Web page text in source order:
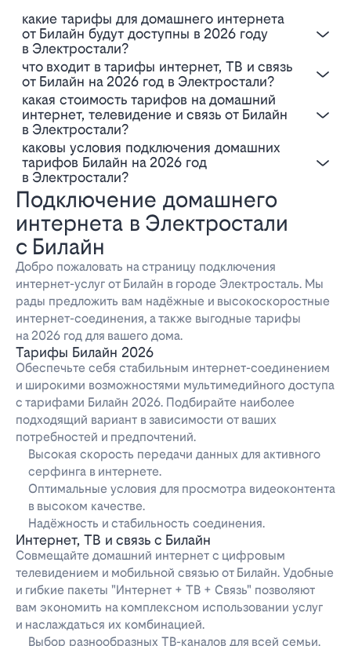
Какие тарифы для домашнего интернета
от Билайн будут доступны в 2026 году
в Электростали?
Что входит в тарифы интернет, ТВ и связь
от Билайн на 2026 год в Электростали?
Какая стоимость тарифов на домашний
интернет, телевидение и связь от Билайн
в Электростали?
Каковы условия подключения домашних
тарифов Билайн на 2026 год
в Электростали?
Подключение домашнего
интернета в Электростали
с Билайн
Добро пожаловать на страницу подключения
интернет-услуг от Билайн в городе Электросталь. Мы
рады предложить вам надёжные и высокоскоростные
интернет-соединения, а также выгодные тарифы
на 2026 год для вашего дома.
Тарифы Билайн 2026
Обеспечьте себя стабильным интернет-соединением
и широкими возможностями мультимедийного доступа
с тарифами Билайн 2026. Подбирайте наиболее
подходящий вариант в зависимости от ваших
потребностей и предпочтений.
Высокая скорость передачи данных для активного
серфинга в интернете.
Оптимальные условия для просмотра видеоконтента
в высоком качестве.
Надёжность и стабильность соединения.
Интернет, ТВ и связь с Билайн
Совмещайте домашний интернет с цифровым
телевидением и мобильной связью от Билайн. Удобные
и гибкие пакеты "Интернет + ТВ + Связь" позволяют
вам экономить на комплексном использовании услуг
и наслаждаться их комбинацией.
Выбор разнообразных ТВ-каналов для всей семьи.